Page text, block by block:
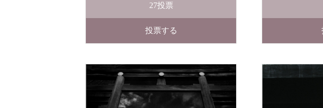
27投票
投票する